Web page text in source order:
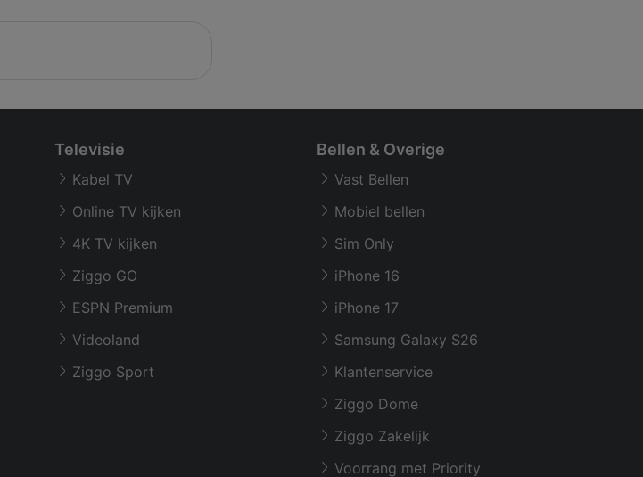
Televisie
Kabel TV
Online TV kijken
4K TV kijken
Ziggo GO
ESPN Premium
Videoland
Ziggo Sport
Bellen & Overige
Vast Bellen
Mobiel bellen
Sim Only
iPhone 16
iPhone 17
Samsung Galaxy S26
Klantenservice
Ziggo Dome
Ziggo Zakelijk
Voorrang met Priority